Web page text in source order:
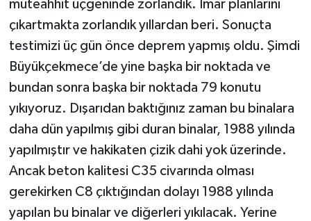
müteahhit üçgeninde zorlandık. İmar planlarını
çıkartmakta zorlandık yıllardan beri. Sonuçta
testimizi üç gün önce deprem yapmış oldu. Şimdi
Büyükçekmece’de yine başka bir noktada ve
bundan sonra başka bir noktada 79 konutu
yıkıyoruz. Dışarıdan baktığınız zaman bu binalara
daha dün yapılmış gibi duran binalar, 1988 yılında
yapılmıştır ve hakikaten çizik dahi yok üzerinde.
Ancak beton kalitesi C35 civarında olması
gerekirken C8 çıktığından dolayı 1988 yılında
yapılan bu binalar ve diğerleri yıkılacak. Yerine